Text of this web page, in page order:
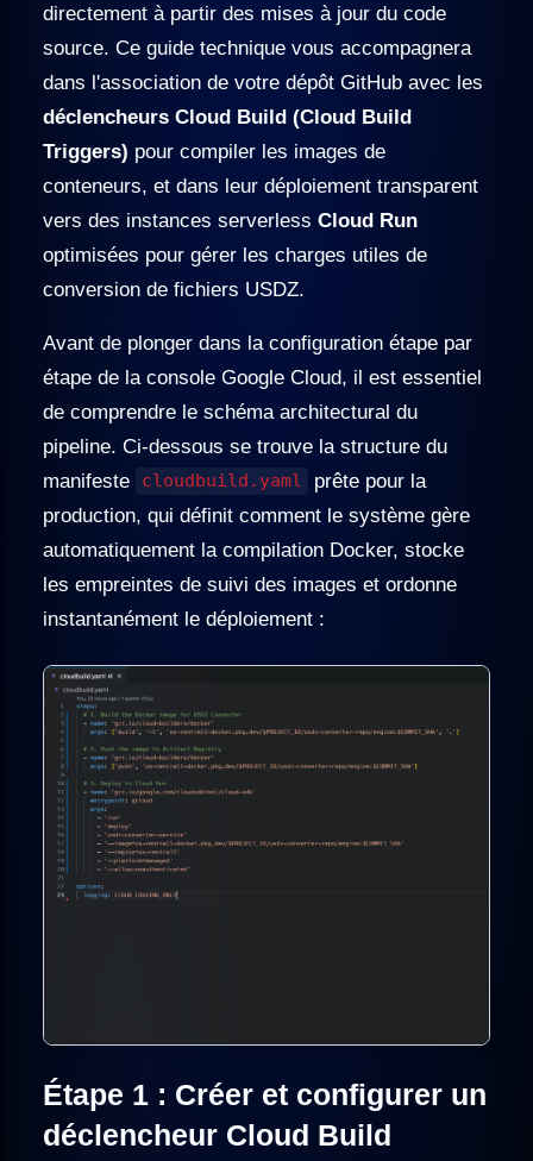
directement à partir des mises à jour du code
source. Ce guide technique vous accompagnera
dans l'association de votre dépôt GitHub avec les
déclencheurs Cloud Build (Cloud Build
Triggers) pour compiler les images de
conteneurs, et dans leur déploiement transparent
vers des instances serverless Cloud Run
optimisées pour gérer les charges utiles de
conversion de fichiers USDZ.
Avant de plonger dans la configuration étape par
étape de la console Google Cloud, il est essentiel
de comprendre le schéma architectural du
pipeline. Ci-dessous se trouve la structure du
manifeste
cloudbuild.yaml
prête pour la
production, qui définit comment le système gère
automatiquement la compilation Docker, stocke
les empreintes de suivi des images et ordonne
instantanément le déploiement :
Étape 1 : Créer et configurer un
déclencheur Cloud Build